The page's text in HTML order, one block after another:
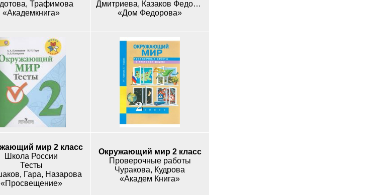
Трафимова
«Академкнига»
Дмитриева, Казаков Федоров
«Дом Федорова»
мир 2 класс
Школа России
Тесты
Гара, Назарова
«Просвещение»
Окружающий мир 2 класс
Проверочные работы
Чуракова, Кудрова
«Академ Книга»